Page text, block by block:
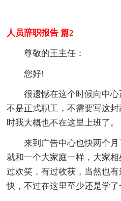
人员辞职报告 篇2
尊敬的王主任：
您好!
很遗憾在这个时候向中
不是正式职工，不需要写这
时我大概也不在这里上班了。
来到广告中心也快两个
就和一个大家庭一样，大家
过欢笑，有过收获，当然也
快，不过在这里至少还是学了